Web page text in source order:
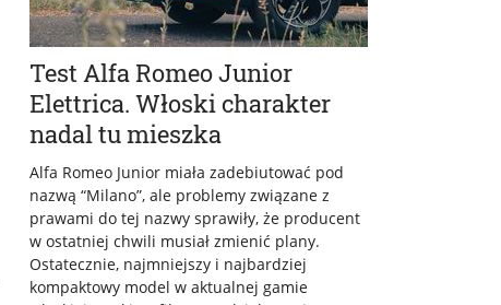
Test Alfa Romeo Junior
Elettrica. Włoski charakter
nadal tu mieszka
Alfa Romeo Junior miała zadebiutować pod
nazwą “Milano”, ale problemy związane z
prawami do tej nazwy sprawiły, że producent
w ostatniej chwili musiał zmienić plany.
Ostatecznie, najmniejszy i najbardziej
kompaktowy model w aktualnej gamie